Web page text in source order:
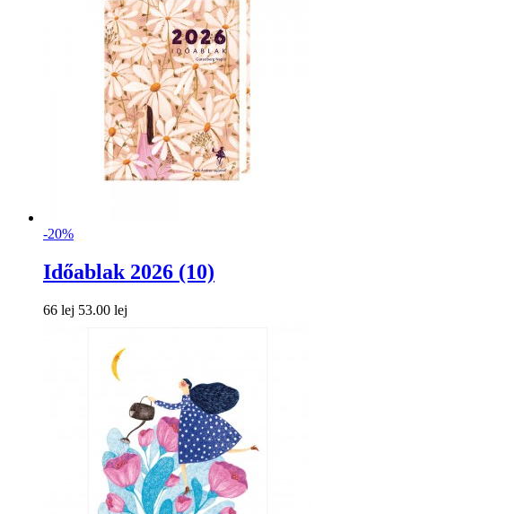
-20%
Időablak 2026 (10)
66 lej 53.00 lej